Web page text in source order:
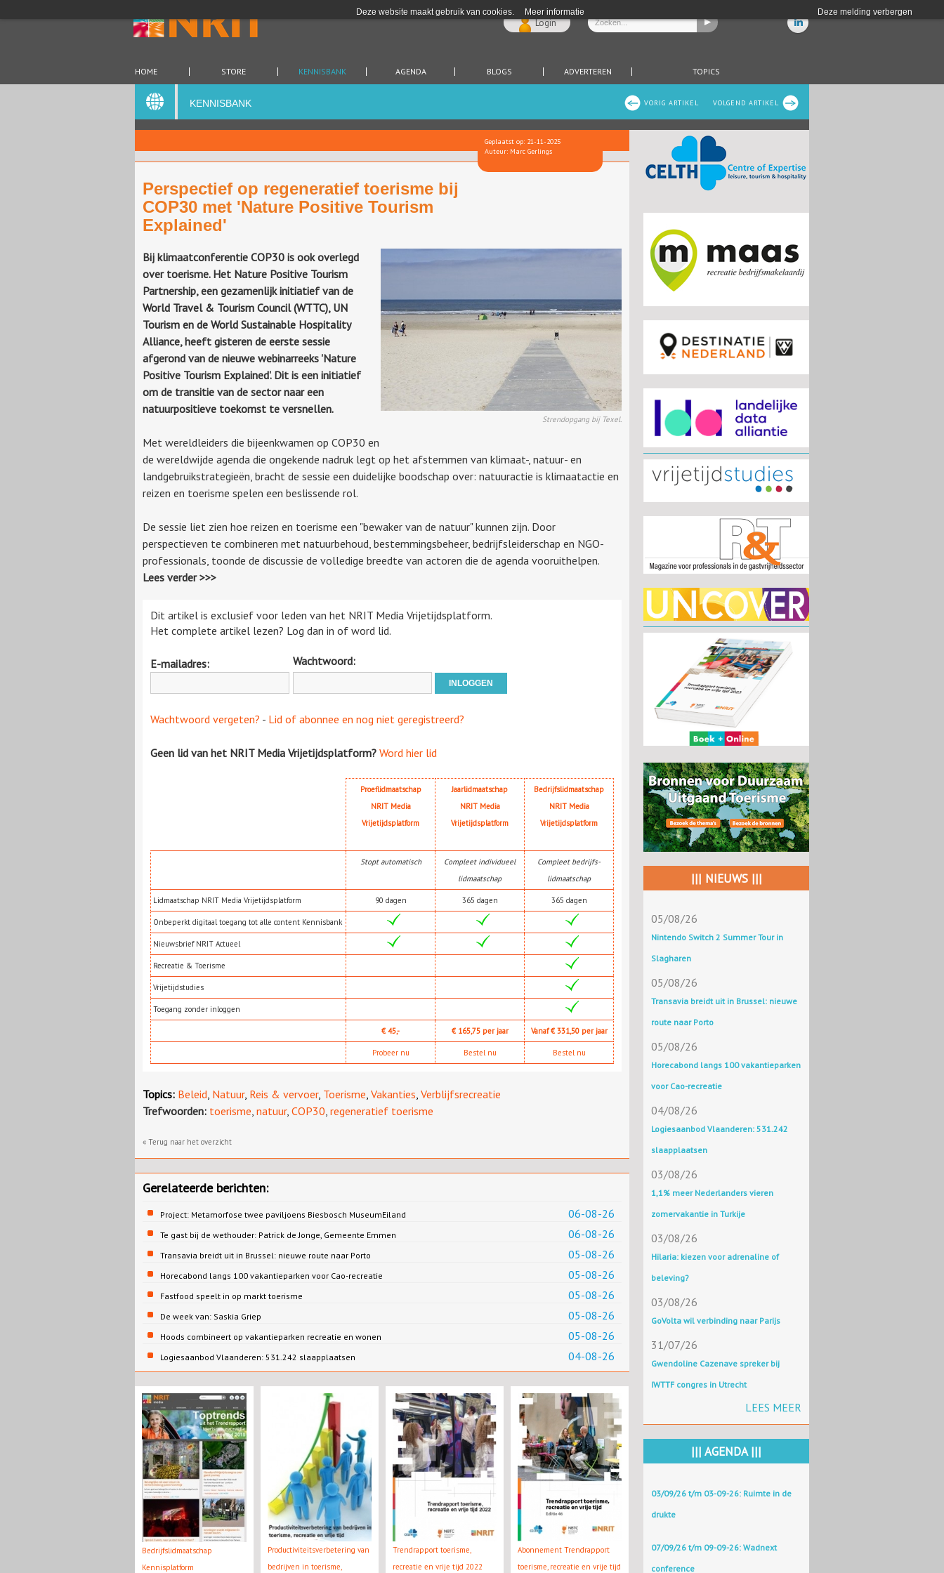
Deze website maakt gebruik van cookies. Meer informatie Deze melding verbergen
Login
HOME STORE KENNISBANK AGENDA BLOGS ADVERTEREN TOPICS
VOLGEND ARTIKEL
VORIG ARTIKEL
KENNISBANK
Geplaatst op: 21-11-2025
Auteur: Marc Gerlings
Perspectief op regeneratief toerisme bij
COP30 met 'Nature Positive Tourism
Explained'
Strendopgang bij Texel.
Bij klimaatconferentie COP30 is ook overlegd
over toerisme. Het Nature Positive Tourism
Partnership, een gezamenlijk initiatief van de
World Travel & Tourism Council (WTTC), UN
Tourism en de World Sustainable Hospitality
Alliance, heeft gisteren de eerste sessie
afgerond van de nieuwe webinarreeks 'Nature
Positive Tourism Explained'. Dit is een initiatief
om de transitie van de sector naar een
natuurpositieve toekomst te versnellen.
Met wereldleiders die bijeenkwamen op COP30 en
de wereldwijde agenda die ongekende nadruk legt op het afstemmen van klimaat-, natuur- en
landgebruikstrategieën, bracht de sessie een duidelijke boodschap over: natuuractie is klimaatactie en
reizen en toerisme spelen een beslissende rol.
De sessie liet zien hoe reizen en toerisme een "bewaker van de natuur" kunnen zijn. Door
perspectieven te combineren met natuurbehoud, bestemmingsbeheer, bedrijfsleiderschap en NGO-
professionals, toonde de discussie de volledige breedte van actoren die de agenda vooruithelpen.
Lees verder >>>
Dit artikel is exclusief voor leden van het NRIT Media Vrijetijdsplatform.
Het complete artikel lezen? Log dan in of word lid.
E-mailadres: Wachtwoord:
Wachtwoord vergeten? - Lid of abonnee en nog niet geregistreerd?
Geen lid van het NRIT Media Vrijetijdsplatform? Word hier lid
Proeflidmaatschap
NRIT Media
Vrijetijdsplatform
Jaarlidmaatschap
NRIT Media
Vrijetijdsplatform
Bedrijfslidmaatschap
NRIT Media
Vrijetijdsplatform
Stopt automatisch
Compleet individueel
lidmaatschap
Compleet bedrijfs-
lidmaatschap
Lidmaatschap NRIT Media Vrijetijdsplatform 90 dagen 365 dagen 365 dagen
Onbeperkt digitaal toegang tot alle content Kennisbank
Nieuwsbrief NRIT Actueel
Recreatie & Toerisme
Vrijetijdstudies
Toegang zonder inloggen
€ 45,- € 165,75 per jaar Vanaf € 331,50 per jaar
Probeer nu Bestel nu Bestel nu
Topics: Beleid Natuur, Reis & vervoer, Toerisme Vakanties Verblijfsrecreatie
Trefwoorden: toerisme natuur, COP30 regeneratief toerisme
« Terug naar het overzicht
Gerelateerde berichten:
06-08-26
Project: Metamorfose twee paviljoens Biesbosch MuseumEiland
06-08-26
Te gast bij de wethouder: Patrick de Jonge, Gemeente Emmen
05-08-26
Transavia breidt uit in Brussel: nieuwe route naar Porto
05-08-26
Horecabond langs 100 vakantieparken voor Cao-recreatie
05-08-26
Fastfood speelt in op markt toerisme
05-08-26
De week van: Saskia Griep
05-08-26
Hoods combineert op vakantieparken recreatie en wonen
04-08-26
Logiesaanbod Vlaanderen: 531.242 slaapplaatsen
Bedrijfslidmaatschap
Kennisplatform
Productiviteitsverbetering van
bedrijven in toerisme,
Trendrapport toerisme,
recreatie en vrije tijd 2022
Abonnement Trendrapport
toerisme, recreatie en vrije tijd
||| NIEUWS |||
05/08/26
Nintendo Switch 2 Summer Tour in
Slagharen
05/08/26
Transavia breidt uit in Brussel: nieuwe
route naar Porto
05/08/26
Horecabond langs 100 vakantieparken
voor Cao-recreatie
04/08/26
Logiesaanbod Vlaanderen: 531.242
slaapplaatsen
03/08/26
1,1% meer Nederlanders vieren
zomervakantie in Turkije
03/08/26
Hilaria: kiezen voor adrenaline of
beleving?
03/08/26
GoVolta wil verbinding naar Parijs
31/07/26
Gwendoline Cazenave spreker bij
IWTTF congres in Utrecht
LEES MEER
||| AGENDA |||
03/09/26 t/m 03-09-26: Ruimte in de
drukte
07/09/26 t/m 09-09-26: Wadnext
conference